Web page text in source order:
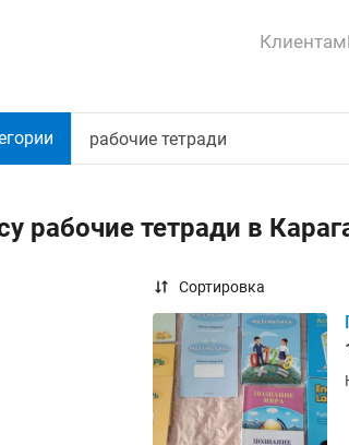
Клиентам
рабочие тетради в
Сортировка